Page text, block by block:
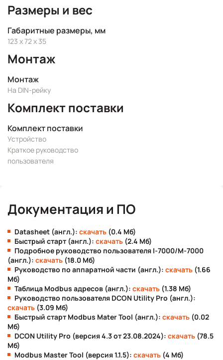
Размеры и вес
Габаритные размеры, мм
123 x 72 x 35
Монтаж
Монтаж
На DIN-рейку
Комплект поставки
Комплект поставки
Устройство
Краткое руководство
пользователя
Документация и ПО
Datasheet (англ.): скачать (0.4 Мб)
Быстрый старт (англ.): скачать (2.4 Мб)
Подробное руководство пользователя I-7000/M-7000
(англ.): скачать (18.0 Мб)
Руководство по аппаратной части (англ.): скачать (1.66
Мб)
Таблица Modbus адресов (англ.): скачать (1.38 Мб)
Руководство пользователя DCON Utility Pro (англ.):
скачать (3.09 Мб)
Быстрый старт Modbus Mater Tool (англ.): скачать (0.02
Мб)
DCON Utility Pro (версия 4.3 от 23.08.2024): скачать (78.5
Мб)
Modbus Master Tool (версия 1.1.5): скачать (4 Мб)